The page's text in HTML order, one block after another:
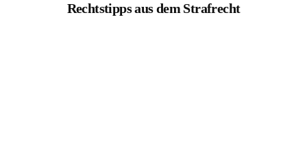
Rechtstipps aus dem Strafrecht